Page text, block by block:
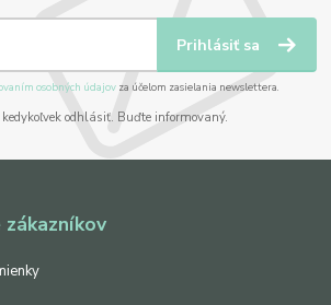
Prihlásiť sa
osobných údajov za účelom zasielania newslettera.
kedykoľvek odhlásiť. Buďte informovaný.